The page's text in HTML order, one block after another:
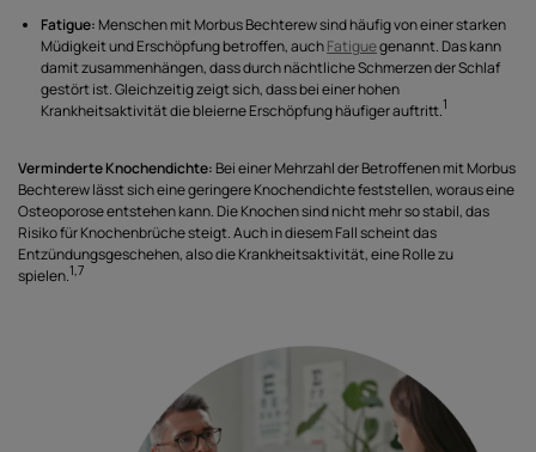
Fatigue: Menschen mit Morbus Bechterew sind häufig von einer starken
Müdigkeit und Erschöpfung betroffen, auchFatiguegenannt. Das kann
damit zusammenhängen, dass durch nächtliche Schmerzen der Schlaf
gestört ist. Gleichzeitig zeigt sich, dass bei einer hohen
Krankheitsaktivität die bleierne Erschöpfung häufiger auftritt.1
Verminderte Knochendichte: Bei einer Mehrzahl der Betroffenen mit Morbus
Bechterew lässt sich eine geringere Knochendichte feststellen, woraus eine
Osteoporose entstehen kann. Die Knochen sind nicht mehr so stabil, das
Risiko für Knochenbrüche steigt. Auch in diesem Fall scheint das
Entzündungsgeschehen, also die Krankheitsaktivität, eine Rolle zu
spielen.1,7